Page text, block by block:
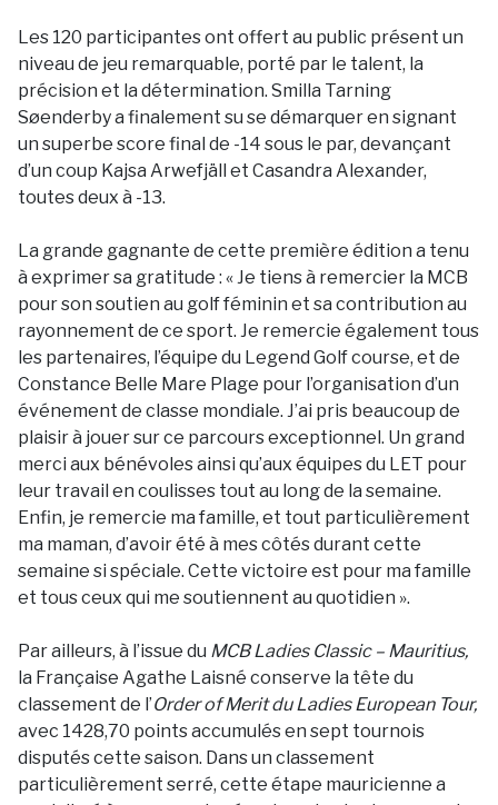
Les 120 participantes ont offert au public présent un
niveau de jeu remarquable, porté par le talent, la
précision et la détermination. Smilla Tarning
Søenderby a finalement su se démarquer en signant
un superbe score final de -14 sous le par, devançant
d’un coup Kajsa Arwefjäll et Casandra Alexander,
toutes deux à -13.
La grande gagnante de cette première édition a tenu
à exprimer sa gratitude : « Je tiens à remercier la MCB
pour son soutien au golf féminin et sa contribution au
rayonnement de ce sport. Je remercie également tous
les partenaires, l’équipe du Legend Golf course, et de
Constance Belle Mare Plage pour l’organisation d’un
événement de classe mondiale. J’ai pris beaucoup de
plaisir à jouer sur ce parcours exceptionnel. Un grand
merci aux bénévoles ainsi qu’aux équipes du LET pour
leur travail en coulisses tout au long de la semaine.
Enfin, je remercie ma famille, et tout particulièrement
ma maman, d’avoir été à mes côtés durant cette
semaine si spéciale. Cette victoire est pour ma famille
et tous ceux qui me soutiennent au quotidien ».
Par ailleurs, à l’issue du MCB Ladies Classic – Mauritius,
la Française Agathe Laisné conserve la tête du
classement de l’Order of Merit du Ladies European Tour,
avec 1428,70 points accumulés en sept tournois
disputés cette saison. Dans un classement
particulièrement serré, cette étape mauricienne a